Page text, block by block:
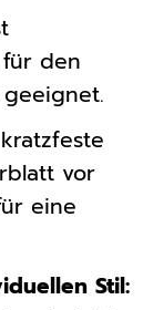
den
vor
eine
Stil: